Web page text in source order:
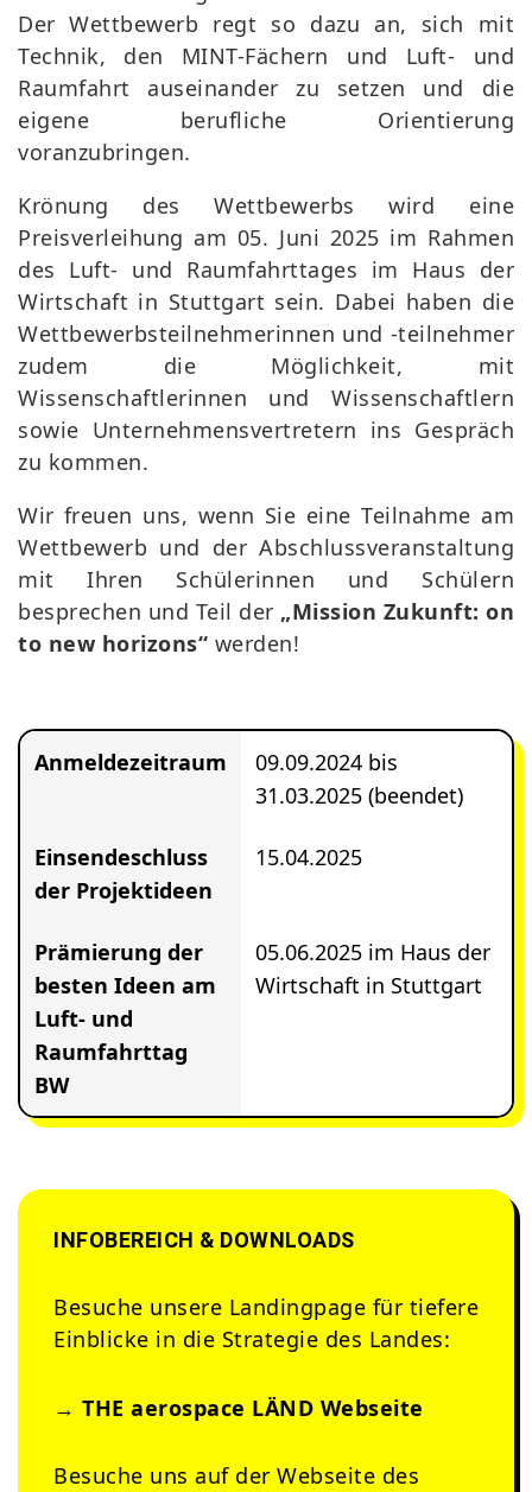
Der Wettbewerb regt so dazu an, sich mit
Technik, den MINT-Fächern und Luft- und
Raumfahrt auseinander zu setzen und die
eigene berufliche Orientierung
voranzubringen.
Krönung des Wettbewerbs wird eine
Preisverleihung am 05. Juni 2025 im Rahmen
des Luft- und Raumfahrttages im Haus der
Wirtschaft in Stuttgart sein. Dabei haben die
Wettbewerbsteilnehmerinnen und -teilnehmer
zudem die Möglichkeit, mit
Wissenschaftlerinnen und Wissenschaftlern
sowie Unternehmensvertretern ins Gespräch
zu kommen.
Wir freuen uns, wenn Sie eine Teilnahme am
Wettbewerb und der Abschlussveranstaltung
mit Ihren Schülerinnen und Schülern
besprechen und Teil der „Mission Zukunft: on
to new horizons“ werden!
Anmeldezeitraum
09.09.2024 bis
31.03.2025 (beendet)
Einsendeschluss
der Projektideen
15.04.2025
Prämierung der
besten Ideen am
Luft- und
Raumfahrttag
BW
05.06.2025 im Haus der
Wirtschaft in Stuttgart
INFOBEREICH & DOWNLOADS
Besuche unsere Landingpage für tiefere
Einblicke in die Strategie des Landes:
→ THE aerospace LÄND Webseite
Besuche uns auf der Webseite des